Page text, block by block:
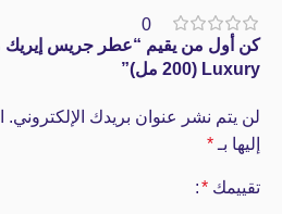
0
Luxury (200 مل)”
لن يتم نشر عنوان بريدك الإلكتروني.
إليها بـ *
تقييمك *